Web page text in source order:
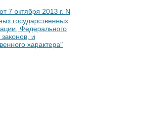
7 октября 2013 г. N
государственных
Федерального
и
характера"